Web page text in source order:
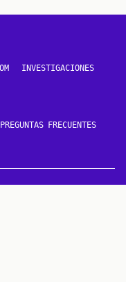
INVESTIGACIONES
PREGUNTAS FRECUENTES